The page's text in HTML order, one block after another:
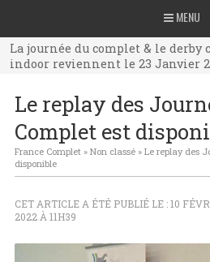
MENU
La journée du complet & le derby
indoor reviennent le 23 Janvier
La journée du complet & le derby
indoor reviennent le 23 Janvier
indoor reviennent le 23 Janvier
Le replay des
Complet est
France Complet» Non classé» Le replay des
disponible
CET ARTICLE A ÉTÉ PUBLIÉ LE : 10
2022 À 11H39